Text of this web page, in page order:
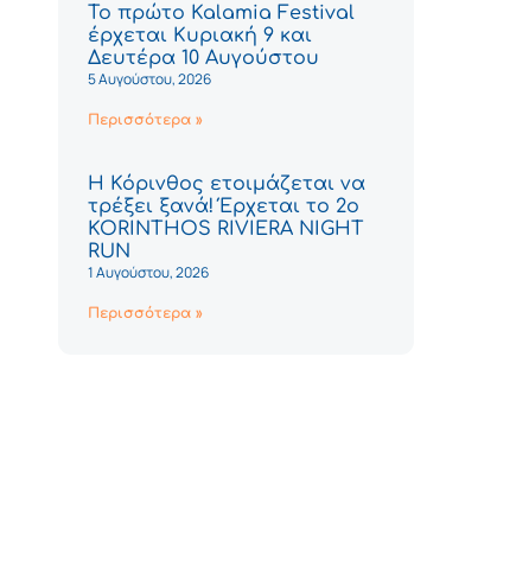
Το πρώτο Kalamia Festival
έρχεται Κυριακή 9 και
Δευτέρα 10 Αυγούστου
5 Αυγούστου, 2026
Περισσότερα »
Η Κόρινθος ετοιμάζεται να
τρέξει ξανά! Έρχεται το 2ο
KORINTHOS RIVIERA NIGHT
RUN
1 Αυγούστου, 2026
Περισσότερα »